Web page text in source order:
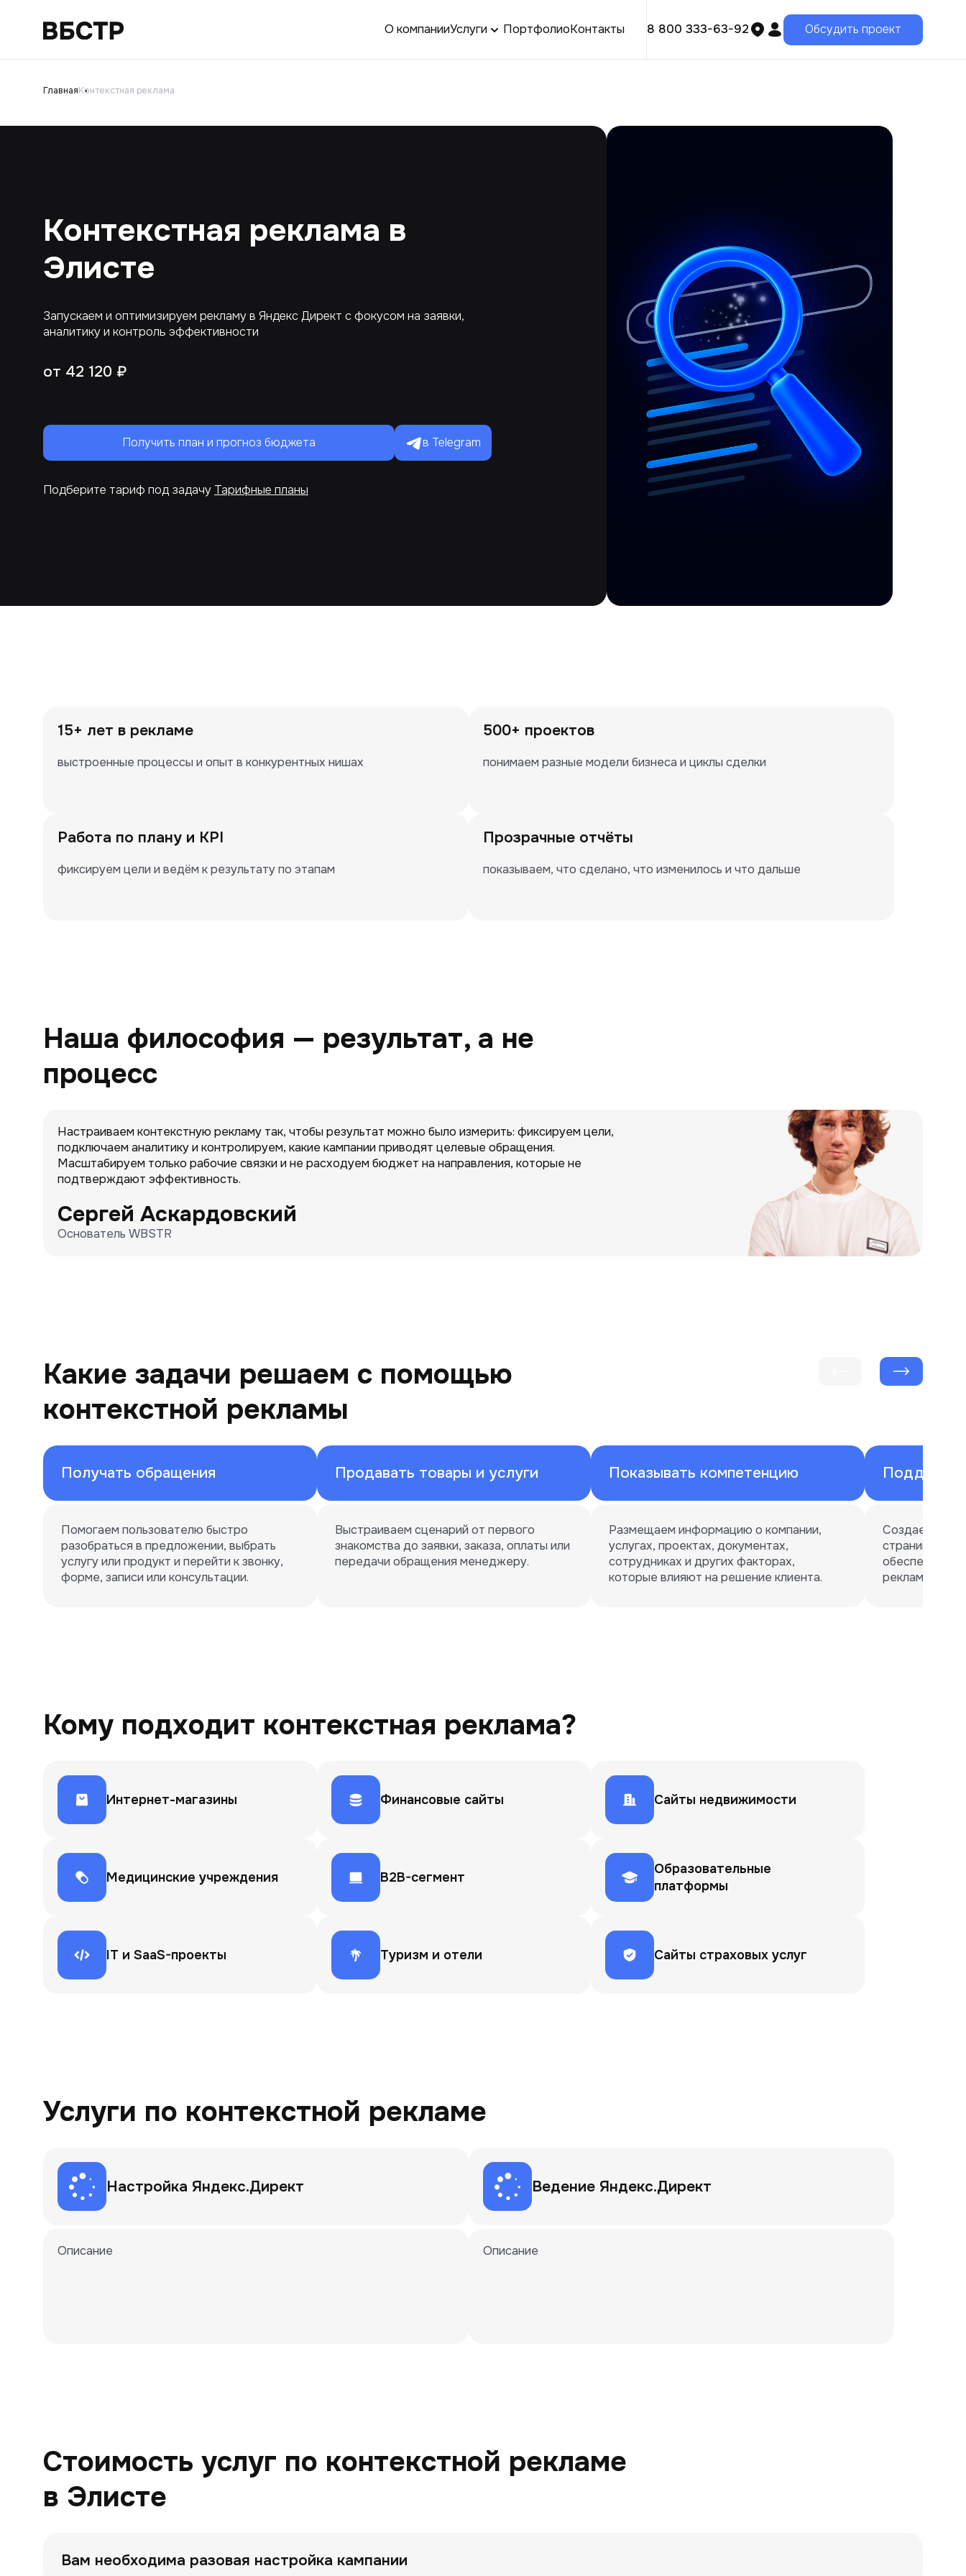
О компанииУслуги ПортфолиоКонтакты 8 800 333-63-92 Обсудить проект
ГлавнаяКонтекстная реклама
Контекстная реклама в
Элисте
Запускаем и оптимизируем рекламу в Яндекс Директ с фокусом на заявки,
аналитику и контроль эффективности
от 42 120 ₽
Получить план и прогноз бюджета в Telegram
Подберите тариф под задачу Тарифные планы
15+ лет в рекламе
выстроенные процессы и опыт в конкурентных нишах
500+ проектов
понимаем разные модели бизнеса и циклы сделки
Работа по плану и KPI
фиксируем цели и ведём к результату по этапам
Прозрачные отчёты
показываем, что сделано, что изменилось и что дальше
Наша философия — результат, а не
процесс
Настраиваем контекстную рекламу так, чтобы результат можно было измерить: фиксируем цели,
подключаем аналитику и контролируем, какие кампании приводят целевые обращения.
Масштабируем только рабочие связки и не расходуем бюджет на направления, которые не
подтверждают эффективность.
Сергей Аскардовский
Основатель WBSTR
Какие задачи решаем с помощью
контекстной рекламы
Получать обращения
Помогаем пользователю быстро
разобраться в предложении, выбрать
услугу или продукт и перейти к звонку,
форме, записи или консультации.
Продавать товары и услуги
Выстраиваем сценарий от первого
знакомства до заявки, заказа, оплаты или
передачи обращения менеджеру.
Показывать компетенцию
Размещаем информацию о компании,
услугах, проектах, документах,
сотрудниках и других факторах,
которые влияют на решение клиента.
Создаем
страницы,
рекламного
Кому подходит контекстная реклама?
Интернет-магазины Финансовые сайты Сайты недвижимости
Медицинские учреждения B2B-сегмент
Образовательные
платформы
IT и SaaS-проекты Туризм и отели Сайты страховых услуг
Услуги по контекстной рекламе
Настройка Яндекс.Директ
Описание
Ведение Яндекс.Директ
Описание
Стоимость услуг по контекстной рекламе
в Элисте
Вам необходима разовая настройка кампании